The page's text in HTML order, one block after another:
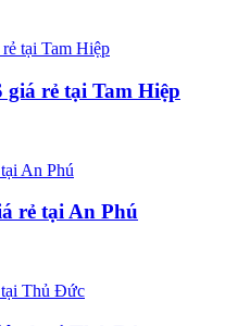
giá rẻ tại Tam Hiệp
rẻ tại An Phú